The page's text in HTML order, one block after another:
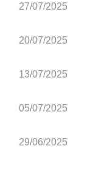
27/07/2025
20/07/2025
13/07/2025
05/07/2025
29/06/2025